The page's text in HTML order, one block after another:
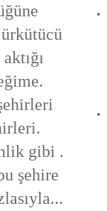
gibi .
şehire